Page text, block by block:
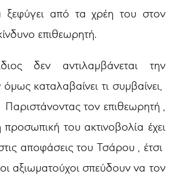
από τα χρέη του στον
επιθεωρητή.
δεν αντιλαμβάνεται την
καταλαβαίνει τι συμβαίνει,
Παριστάνοντας τον επιθεωρητή ,
του ακτινοβολία έχει
αποφάσεις του Τσάρου , έτσι
αξιωματούχοι σπεύδουν να τον